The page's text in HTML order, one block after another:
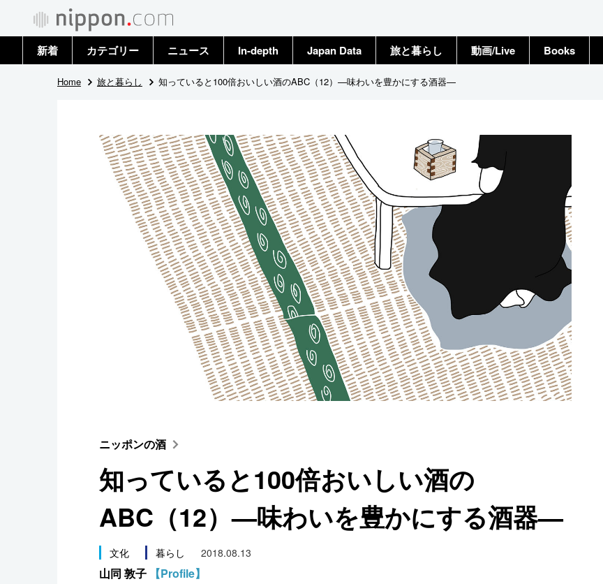
新着 カテゴリー
政治・外交
国際
ニュース
トップ
In-depth Japan Data 旅と暮らし 動画/Live Books
Home 旅と暮らし 知っていると100倍おいしい酒のABC（12）—味わいを豊かにする酒器—
ニッポンの酒
知っていると100倍おいしい酒の
ABC（12）—味わいを豊かにする酒器—
文化 暮らし 2018.08.13
山同 敦子 【Profile】